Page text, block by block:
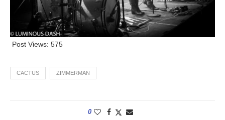
Post Views: 575
CACTUS ZIMMERMAN
0